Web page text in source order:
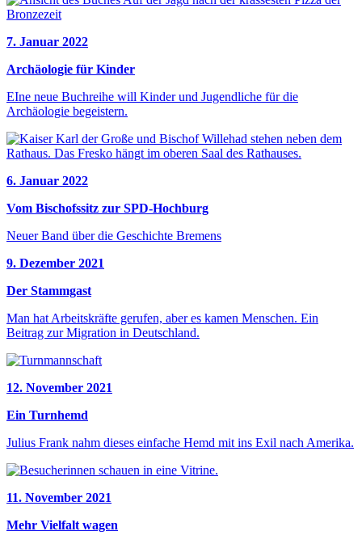
7. Januar 2022
Archäologie für Kinder
EIne neue Buchreihe will Kinder und Jugendliche für die
Archäologie begeistern.
6. Januar 2022
Vom Bischofssitz zur SPD-Hochburg
Neuer Band über die Geschichte Bremens
9. Dezember 2021
Der Stammgast
Man hat Arbeitskräfte gerufen, aber es kamen Menschen. Ein
Beitrag zur Migration in Deutschland.
12. November 2021
Ein Turnhemd
Julius Frank nahm dieses einfache Hemd mit ins Exil nach Amerika.
11. November 2021
Mehr Vielfalt wagen